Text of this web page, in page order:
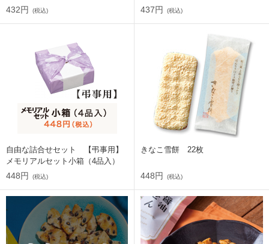
432円 (税込) 437円 (税込)
自由な詰合せセット 【弔事用】
メモリアルセット小箱（4品入）
448円 (税込)
きなこ雪餅 22枚
448円 (税込)